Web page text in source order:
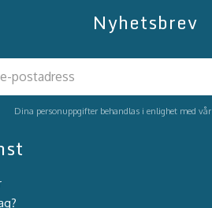
Nyhetsbrev
Dina personuppgifter behandlas i enlighet med vår